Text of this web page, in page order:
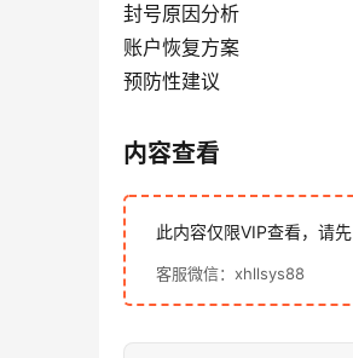
封号原因分析
账户恢复方案
预防性建议
内容查看
此内容仅限VIP查看，请先
客服微信：xhllsys88